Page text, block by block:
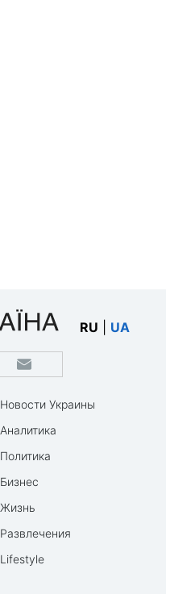
RU UA
Новости Украины
Аналитика
Политика
Бизнес
Жизнь
Развлечения
Lifestyle